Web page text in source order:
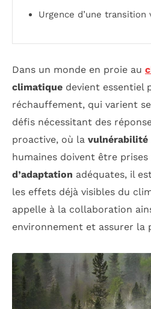
Urgence d’une transition
Dans un monde en proie au
climatique devient essentiel
réchauffement, qui varient
défis nécessitant des
proactive, où la vulnérabilité
humaines doivent être
d’adaptation adéquates, il
les effets déjà visibles du
appelle à la collaboration
environnement et assurer la